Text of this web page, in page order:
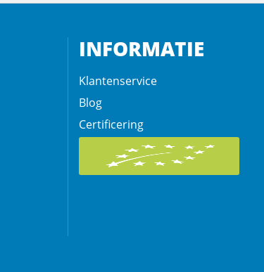
INFORMATIE
Klantenservice
Blog
Certificering